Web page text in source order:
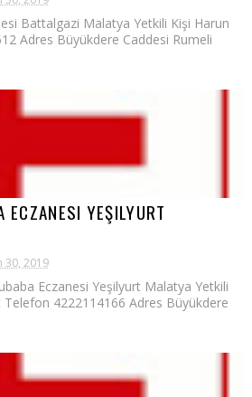
Battalgazi Malatya Yetkili Kişi Harun
Adres Büyükdere Caddesi Rumeli
ECZANESI YEŞILYURT
30, 2019
Eczanesi Yeşilyurt Malatya Yetkili
4222114166 Adres Büyükdere